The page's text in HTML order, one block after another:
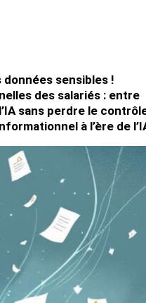
sensibles !
des salariés : entre
sans perdre le
à l’ère de